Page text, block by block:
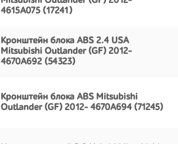
4615A075 (17241)
Кронштейн блока ABS 2.4 USA
Mitsubishi Outlander (GF) 2012-
4670A692 (54323)
Кронштейн блока ABS Mitsubishi
Outlander (GF) 2012- 4670A694 (71245)